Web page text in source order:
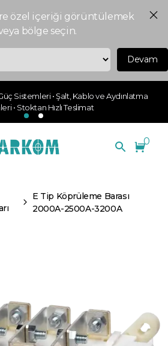
özel içeriği görüntülemek
bölge seçin.
Devam
Sistemleri • Şalt, Kablo ve Aydınlatma
• Stoktan Hızlı Teslimat
0
E Tip Köprüleme Barası
2000A-2500A-3200A